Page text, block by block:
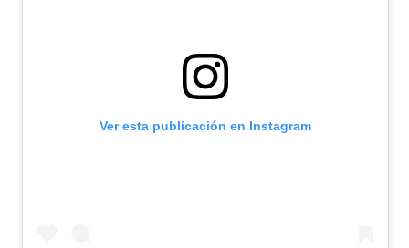
Ver esta publicación en Instagram